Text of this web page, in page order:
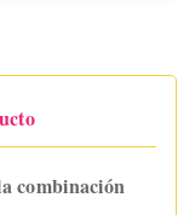
combinación